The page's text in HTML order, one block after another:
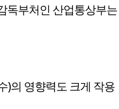
독부처인 산업통상부는
)의 영향력도 크게 작용